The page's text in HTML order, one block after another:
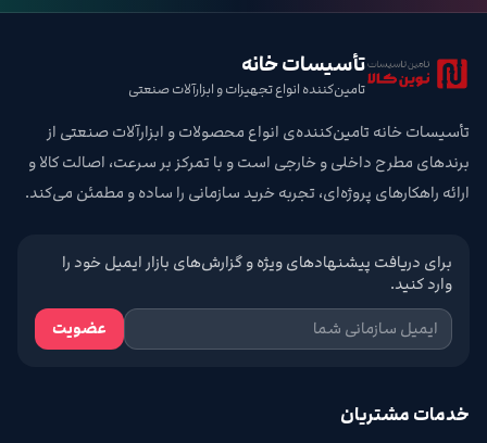
تأسیسات خانه
تامین‌کننده انواع تجهیزات و ابزارآلات صنعتی
تأسیسات خانه تامین‌کننده‌ی انواع محصولات و ابزارآلات صنعتی از
برندهای مطرح داخلی و خارجی است و با تمرکز بر سرعت، اصالت کالا و
ارائه راهکارهای پروژه‌ای، تجربه خرید سازمانی را ساده و مطمئن می‌کند.
برای دریافت پیشنهادهای ویژه و گزارش‌های بازار ایمیل خود را
وارد کنید.
عضویت
خدمات مشتریان